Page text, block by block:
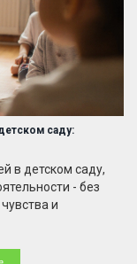
саду:
в детском саду,
- без
и